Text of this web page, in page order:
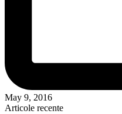
May 9, 2016
Articole recente